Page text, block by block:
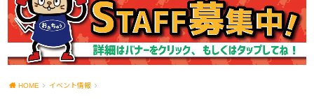
HOME イベント情報